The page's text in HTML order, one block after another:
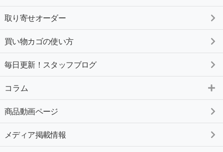
取り寄せオーダー
買い物カゴの使い方
毎日更新！スタッフブログ
コラム
商品動画ページ
メディア掲載情報